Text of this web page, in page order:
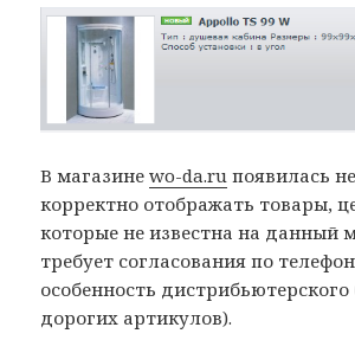
В магазинеwo-da.ru появилась
корректно отображать товары,
которые не известна на данный
требует согласования по
особенность
дорогих артикулов).